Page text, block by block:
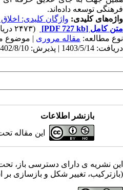
فرهنگی توسعه داده‌اند.
واژه‌های کلیدی: واژگان کلیدی:
متن کامل [PDF 727 kb]
(۲۴۷۳ دریافت)
نوع مطالعه: مقاله مروری | موضوع
دریافت: 1403/5/14 | پذیرش: 1402/8/10 | انتشار: 1402/8/10
بازنشر اطلاعات
این مقاله
(بازترکیب، تغییر شکل و بازسازی